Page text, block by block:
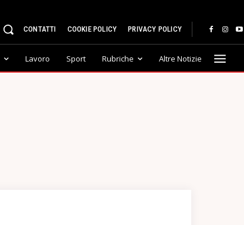
CONTATTI COOKIE POLICY PRIVACY POLICY
Lavoro Sport Rubriche Altre Notizie